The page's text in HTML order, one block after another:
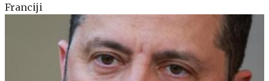
Franciji